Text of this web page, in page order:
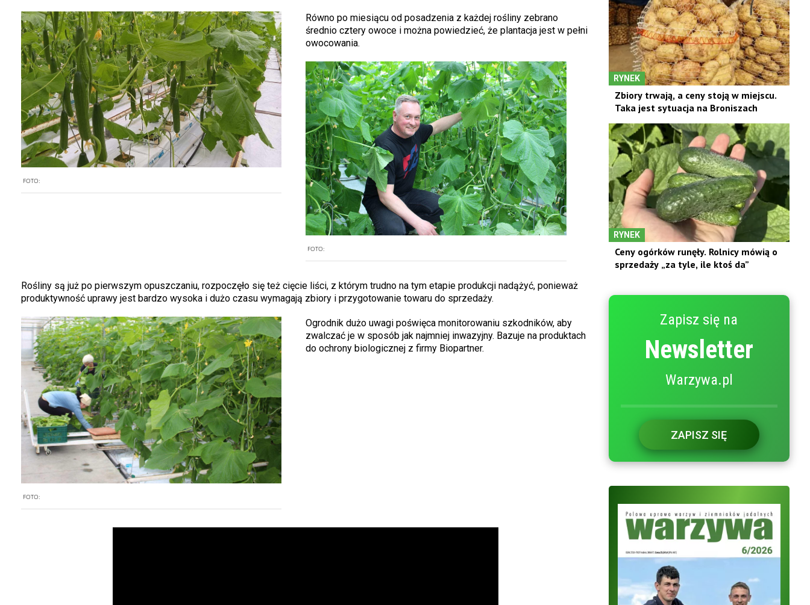
FOTO:
Równo po miesiącu od posadzenia z każdej rośliny zebrano
średnio cztery owoce i można powiedzieć, że plantacja jest w pełni
owocowania.
FOTO:
Rośliny są już po pierwszym opuszczaniu, rozpoczęło się też cięcie liści, z którym trudno na tym etapie produkcji nadążyć, ponieważ
produktywność uprawy jest bardzo wysoka i dużo czasu wymagają zbiory i przygotowanie towaru do sprzedaży.
FOTO:
Ogrodnik dużo uwagi poświęca monitorowaniu szkodników, aby
zwalczać je w sposób jak najmniej inwazyjny. Bazuje na produktach
do ochrony biologicznej z firmy Biopartner.
RYNEK
Zbiory trwają, a ceny stoją w miejscu.
Taka jest sytuacja na Broniszach
RYNEK
Ceny ogórków runęły. Rolnicy mówią o
sprzedaży „za tyle, ile ktoś da”
Zapisz się na
Newsletter
Warzywa.pl
ZAPISZ SIĘ